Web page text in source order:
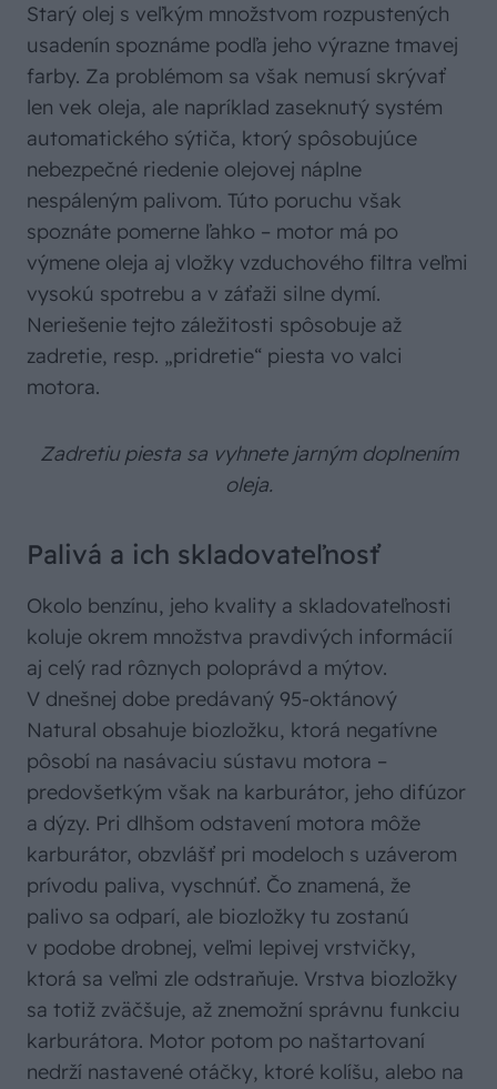
Starý olej s veľkým množstvom rozpustených
usadenín spoznáme podľa jeho výrazne tmavej
farby. Za problémom sa však nemusí skrývať
len vek oleja, ale napríklad zaseknutý systém
automatického sýtiča, ktorý spôsobujúce
nebezpečné riedenie olejovej náplne
nespáleným palivom. Túto poruchu však
spoznáte pomerne ľahko – motor má po
výmene oleja aj vložky vzduchového filtra veľmi
vysokú spotrebu a v záťaži silne dymí.
Neriešenie tejto záležitosti spôsobuje až
zadretie, resp. „pridretie“ piesta vo valci
motora.
Zadretiu piesta sa vyhnete jarným doplnením
oleja.
Palivá a ich skladovateľnosť
Okolo benzínu, jeho kvality a skladovateľnosti
koluje okrem množstva pravdivých informácií
aj celý rad rôznych poloprávd a mýtov.
V dnešnej dobe predávaný 95-oktánový
Natural obsahuje biozložku, ktorá negatívne
pôsobí na nasávaciu sústavu motora –
predovšetkým však na karburátor, jeho difúzor
a dýzy. Pri dlhšom odstavení motora môže
karburátor, obzvlášť pri modeloch s uzáverom
prívodu paliva, vyschnúť. Čo znamená, že
palivo sa odparí, ale biozložky tu zostanú
v podobe drobnej, veľmi lepivej vrstvičky,
ktorá sa veľmi zle odstraňuje. Vrstva biozložky
sa totiž zväčšuje, až znemožní správnu funkciu
karburátora. Motor potom po naštartovaní
nedrží nastavené otáčky, ktoré kolíšu, alebo na